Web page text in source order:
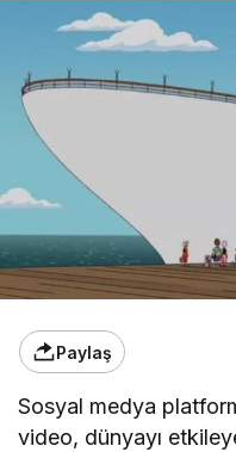
Paylaş
Sosyal medya
video, dünyayı